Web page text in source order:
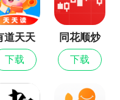
你的证件照看起来
门~
满足用户各种证件
择。软件中还提供精
解决了用户随时随
道天天
读
下载
同花顺炒
股票
下载